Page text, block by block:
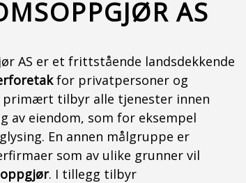
AS
AS er et frittstående landsdekkende
for privatpersoner og
primært tilbyr alle tjenester innen
av eiendom, som for eksempel
En annen målgruppe er
som av ulike grunner vil
. I tillegg tilbyr